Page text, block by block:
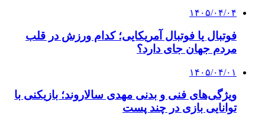
۱۴۰۵/۰۴/۰۴
فوتبال یا فوتبال آمریکایی؛ کدام ورزش در قلب
مردم جهان جای دارد؟
۱۴۰۵/۰۴/۰۱
ویژگی‌های فنی و بدنی مهدی سالاروند؛ بازیکنی با
توانایی بازی در چند پست